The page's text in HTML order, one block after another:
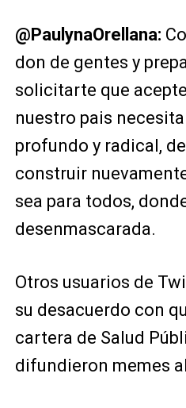
@PaulynaOrellana:
don de gentes y
solicitarte que
nuestro pais
profundo y radical,
construir
sea para todos,
desenmascarada.
Otros usuarios de
su desacuerdo con
cartera de Salud
difundieron memes